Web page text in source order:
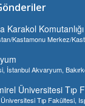
Karakol Komutanlığı
Kastamonu Merkez/
İstanbul Akvaryum,
Üniversitesi Tıp
Tıp Fakültesi,